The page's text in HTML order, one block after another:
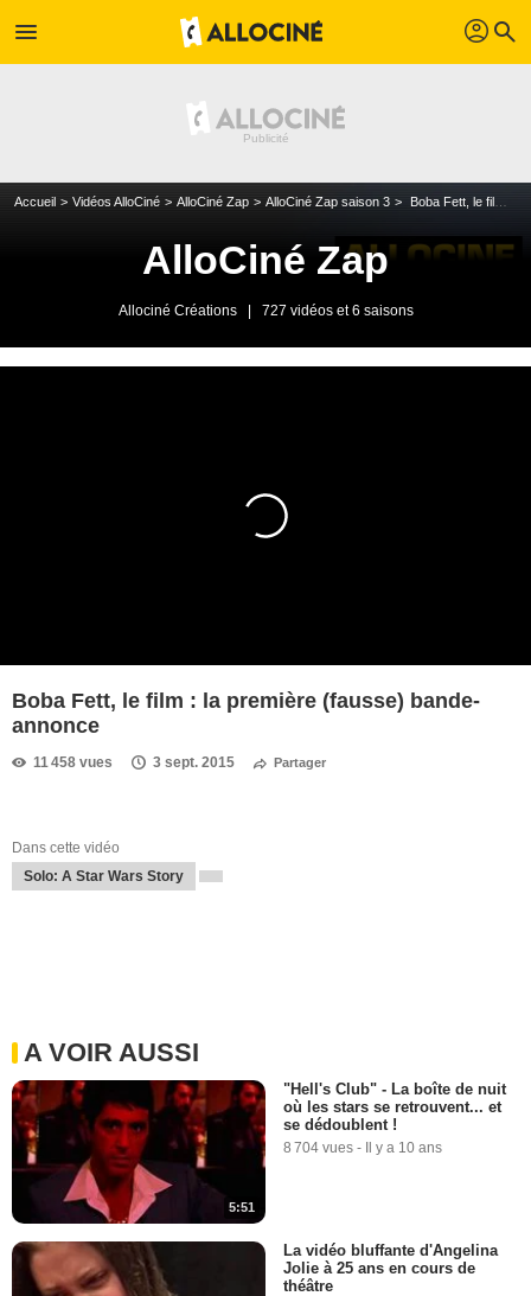
menu profil search
Accueil Vidéos AlloCiné AlloCiné Zap AlloCiné Zap saison 3 Boba Fett, le film : la première (fausse) bande-annonce
AlloCiné Zap
Allociné Créations 727 vidéos et 6 saisons
Boba Fett, le film : la première (fausse) bande-
annonce
11 458 vues 3 sept. 2015 Partager
Dans cette vidéo
Solo: A Star Wars Story
A VOIR AUSSI
5:51
"Hell's Club" - La boîte de nuit
où les stars se retrouvent... et
se dédoublent !
8 704 vues - Il y a 10 ans
La vidéo bluffante d'Angelina
Jolie à 25 ans en cours de
théâtre